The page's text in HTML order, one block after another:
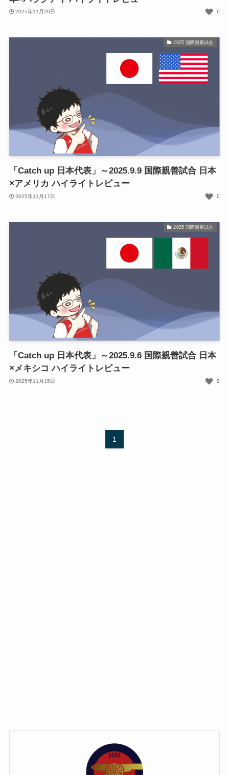
2025年11月20日 0
2025 国際親善試合
「Catch up 日本代表」～2025.9.9 国際親善試合 日本
×アメリカ ハイライトレビュー
2025年11月17日 0
2025 国際親善試合
「Catch up 日本代表」～2025.9.6 国際親善試合 日本
×メキシコ ハイライトレビュー
2025年11月15日 0
1